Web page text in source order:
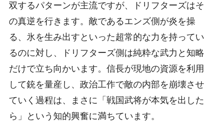
双するパターンが主流ですが、ドリフターズはそ
の真逆を行きます。敵であるエンズ側が炎を操
る、氷を生み出すといった超常的な力を持ってい
るのに対し、ドリフターズ側は純粋な武力と知略
だけで立ち向かいます。信長が現地の資源を利用
して銃を量産し、政治工作で敵の内部を崩壊させ
ていく過程は、まさに「戦国武将が本気を出した
ら」という知的興奮に満ちています。